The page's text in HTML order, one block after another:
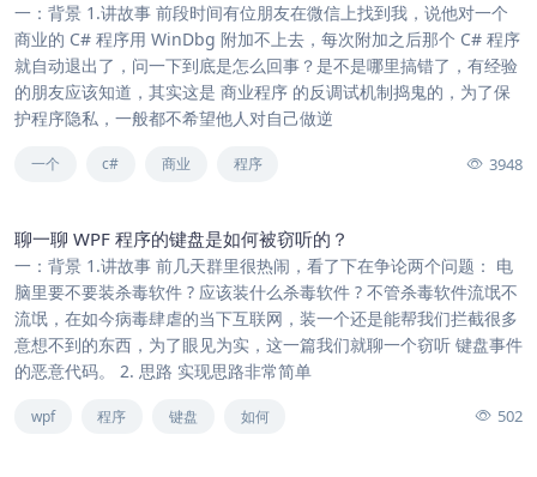
一：背景 1.讲故事 前段时间有位朋友在微信上找到我，说他对一个
商业的 C# 程序用 WinDbg 附加不上去，每次附加之后那个 C# 程序
就自动退出了，问一下到底是怎么回事？是不是哪里搞错了，有经验
的朋友应该知道，其实这是 商业程序 的反调试机制捣鬼的，为了保
护程序隐私，一般都不希望他人对自己做逆
一个 c# 商业 程序 3948
聊一聊 WPF 程序的键盘是如何被窃听的？
一：背景 1.讲故事 前几天群里很热闹，看了下在争论两个问题： 电
脑里要不要装杀毒软件 ? 应该装什么杀毒软件 ? 不管杀毒软件流氓不
流氓，在如今病毒肆虐的当下互联网，装一个还是能帮我们拦截很多
意想不到的东西，为了眼见为实，这一篇我们就聊一个窃听 键盘事件
的恶意代码。 2. 思路 实现思路非常简单
wpf 程序 键盘 如何 502